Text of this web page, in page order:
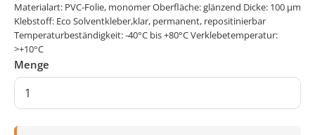
Materialart: PVC-Folie, monomer Oberfläche: glänzend Dicke: 100 μm
Klebstoff: Eco Solventkleber,klar, permanent, repositinierbar
Temperaturbeständigkeit: -40°C bis +80°C Verklebetemperatur:
>+10°C
Menge